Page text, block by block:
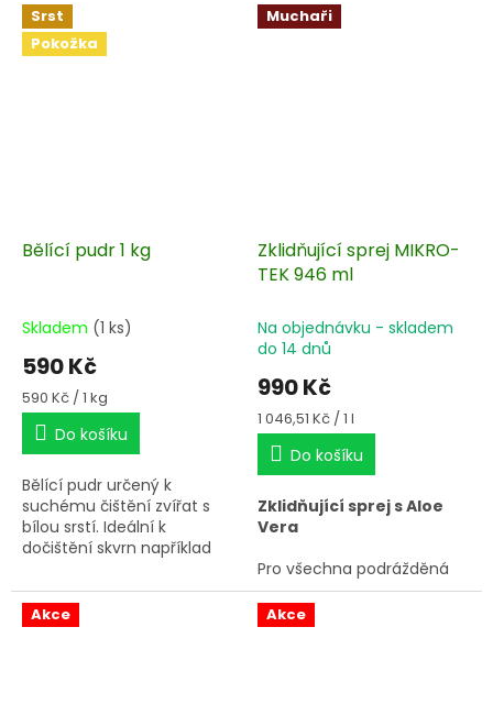
Srst
Pokožka
Bělící pudr 1 kg
Skladem (1 ks)
590 Kč
Měrná
cena:
590 Kč / 1 kg
Do košíku
Bělící pudr určený k
suchému čištění zvířat s
bílou srstí. Ideální k
dočištění skvrn například
nebo závodem.
Muchaři
Zklidňující sprej MIKRO-
TEK 946 ml
Na objednávku - skladem
do 14 dnů
990 Kč
Měrná
cena:
1 046,51 Kč / 1 l
Do košíku
Zklidňující sprej s Aloe
Vera
Pro všechna podrážděná
místa včetně intimních
partií. Pomáhá zastavit
škrábání, kousání a drbání
Akce Akce